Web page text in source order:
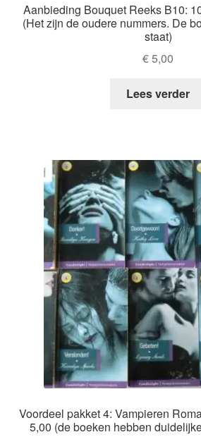
Aanbieding Bouquet Reeks B10:
(Het zijn de oudere nummers. De
staat)
€5,00
Lees verder
Voordeel pakket 4: Vampieren
5,00 (de boeken hebben